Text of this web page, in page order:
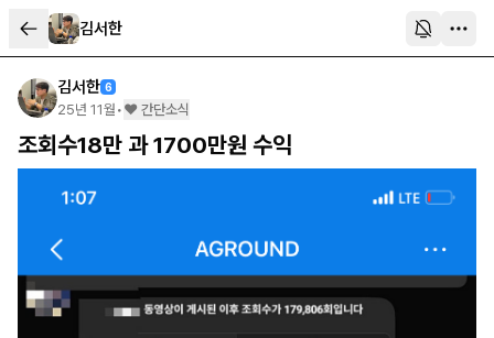
김서한
김서한 6
25년 11월 • ❤️ 간단소식
조회수18만 과 1700만원 수익